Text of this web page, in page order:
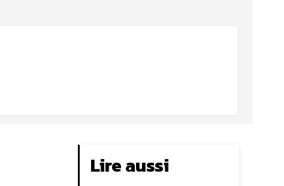
Lire aussi